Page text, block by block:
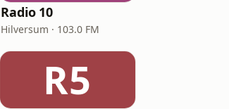
Radio 10
Hilversum · 103.0 FM
R5